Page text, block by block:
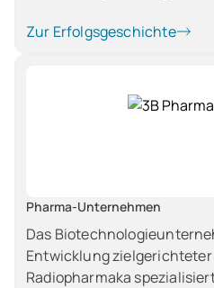
Zur Erfolgsgeschichte
Pharma-Unternehmen
Das
Entwicklung
Radiopharmaka